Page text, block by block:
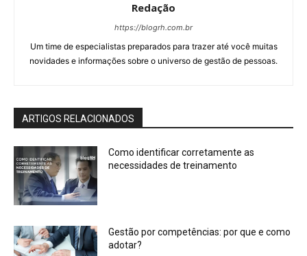
Redação
https://blogrh.com.br
Um time de especialistas preparados para trazer até você muitas
novidades e informações sobre o universo de gestão de pessoas.
ARTIGOS RELACIONADOS
Como identificar corretamente as
necessidades de treinamento
Gestão por competências: por que e como
adotar?